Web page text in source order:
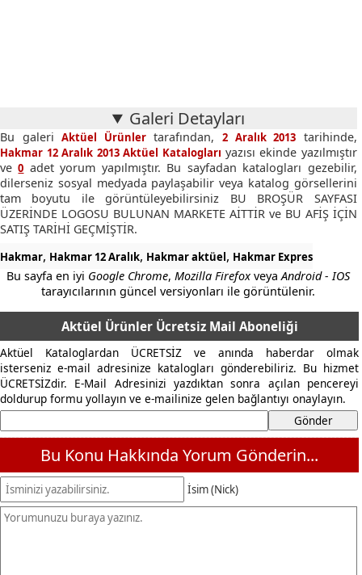
Galeri Detayları
Bu galeriAktüel Ürünlertarafından,2 Aralık 2013 tarihinde,
Hakmar 12 Aralık 2013 Aktüel Katalogları yazısı ekinde yazılmıştır
ve0 adet yorum yapılmıştır. Bu sayfadan katalogları gezebilir,
dilerseniz sosyal medyada paylaşabilir veya katalog görsellerini
tam boyutu ile görüntüleyebilirsiniz BU BROŞÜR SAYFASI
ÜZERİNDE LOGOSU BULUNAN MARKETE AİTTİR ve BU AFİŞ İÇİN
SATIŞ TARİHİ GEÇMİŞTİR.
Hakmar, Hakmar 12 Aralık, Hakmar aktüel, Hakmar Expres
Bu sayfa en iyi Google Chrome,Mozilla Firefox veyaAndroid - IOS
tarayıcılarının güncel versiyonları ile görüntülenir.
Aktüel Ürünler Ücretsiz Mail Aboneliği
Aktüel Kataloglardan ÜCRETSİZ ve anında haberdar olmak
isterseniz e-mail adresinize katalogları gönderebiliriz. Bu hizmet
ÜCRETSİZdir. E-Mail Adresinizi yazdıktan sonra açılan pencereyi
doldurup formu yollayın ve e-mailinize gelen bağlantıyı onaylayın.
Bu Konu Hakkında Yorum Gönderin...
İsim (Nick)